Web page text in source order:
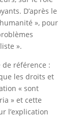
D’après le
», pour
».
de référence :
les droits et
« sont
» et cette
l’explication